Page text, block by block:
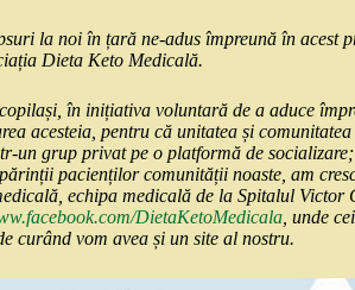
la noi în țară ne-adus împreună în acest
Dieta Keto Medicală.
în inițiativa voluntară de a aduce
acesteia, pentru că unitatea și
un grup privat pe o platformă de
pacienților comunității noaste, am
echipa medicală de la Spitalul Victor
DietaKetoMedicala , unde
curând vom avea și un site al nostru.